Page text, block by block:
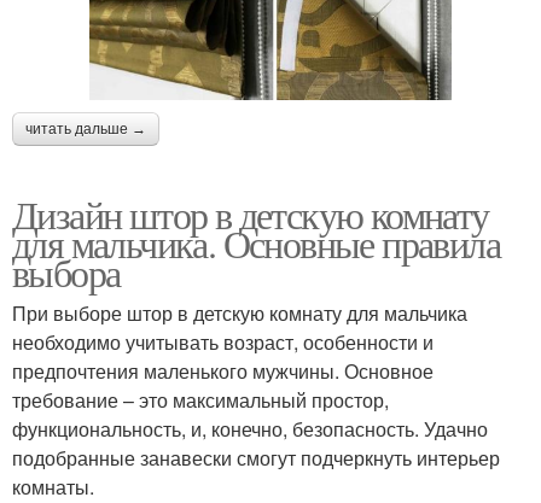
читать дальше →
Дизайн штор в детскую комнату
для мальчика. Основные правила
выбора
При выборе штор в детскую комнату для мальчика
необходимо учитывать возраст, особенности и
предпочтения маленького мужчины. Основное
требование – это максимальный простор,
функциональность, и, конечно, безопасность. Удачно
подобранные занавески смогут подчеркнуть интерьер
комнаты.